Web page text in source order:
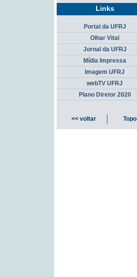
Links
Portal da UFRJ
Olhar Vital
Jornal da UFRJ
Mídia Impressa
Imagem UFRJ
webTV UFRJ
Plano Diretor 2020
<< voltar Topo